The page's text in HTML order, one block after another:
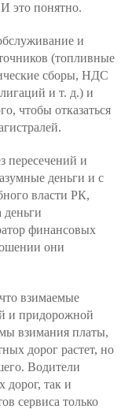
это понятно.
и
(топливные
сборы, НДС
и т. д.) и
чтобы отказаться
пересечений и
деньги и с
власти РК,
финансовых
они
взимаемые
и придорожной
взимания платы,
дорог растет, но
Водители
дорог, так и
сервиса только